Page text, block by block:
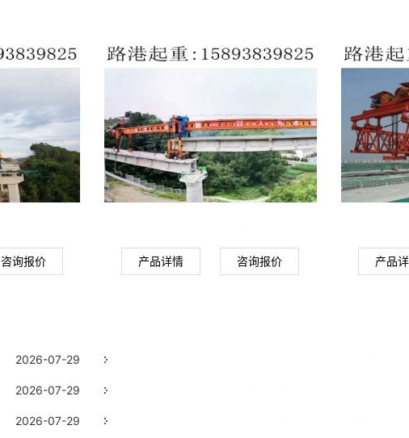
咨询报价 产品详情 咨询报价 产品
2026-07-29
2026-07-29
2026-07-29